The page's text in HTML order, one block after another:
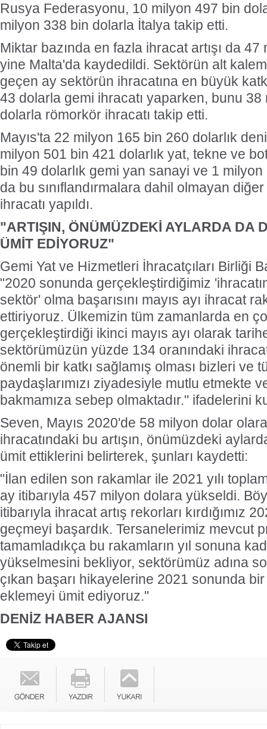
Rusya Federasyonu, 10 milyon 497 bin
milyon 338 bin dolarla İtalya takip etti.
Miktar bazında en fazla ihracat artışı da
yine Malta'da kaydedildi. Sektörün alt
geçen ay sektörün ihracatına en büyük
43 dolarla gemi ihracatı yaparken, bunu
dolarla römorkör ihracatı takip etti.
Mayıs'ta 22 milyon 165 bin 260 dolarlık
milyon 501 bin 421 dolarlık yat, tekne ve
bin 49 dolarlık gemi yan sanayi ve 1
da bu sınıflandırmalara dahil olmayan
ihracatı yapıldı.
"ARTIŞIN, ÖNÜMÜZDEKİ AYLARDA DA
ÜMİT EDİYORUZ"
Gemi Yat ve Hizmetleri İhracatçıları Birliği
"2020 sonunda gerçekleştirdiğimiz
sektör' olma başarısını mayıs ayı ihracat
ettiriyoruz. Ülkemizin tüm zamanlarda en
gerçekleştirdiği ikinci mayıs ayı olarak
sektörümüzün yüzde 134 oranındaki
önemli bir katkı sağlamış olması bizleri ve
paydaşlarımızı ziyadesiyle mutlu etmekte
bakmamıza sebep olmaktadır." ifadelerini
Seven, Mayıs 2020'de 58 milyon dolar
ihracatındaki bu artışın, önümüzdeki
ümit ettiklerini belirterek, şunları kaydetti:
"İlan edilen son rakamlar ile 2021 yılı
ay itibarıyla 457 milyon dolara yükseldi.
itibarıyla ihracat artış rekorları kırdığımız
geçmeyi başardık. Tersanelerimiz mevcut
tamamladıkça bu rakamların yıl sonuna
yükselmesini bekliyor, sektörümüz adına
çıkan başarı hikayelerine 2021 sonunda
eklemeyi ümit ediyoruz."
DENİZ HABER AJANSI